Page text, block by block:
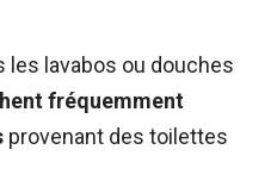
les lavabos ou douches
fréquemment
provenant des toilettes